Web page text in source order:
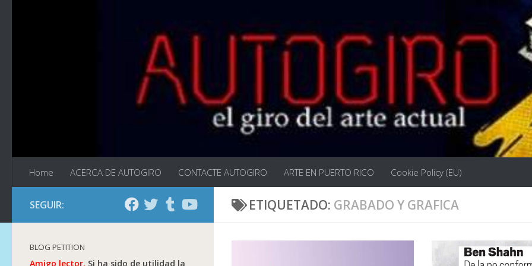
Home ACERCA DE AUTOGIRO CONTACTE AUTOGIRO ARTE EN PUERTO RICO Cookie Policy (EU)
ETIQUETADO: GRABADO Y GRAFICA
SEGUIR:
BLOG PETITION
Amigo lector. Si ha sido de utilidad la